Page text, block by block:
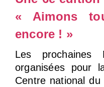
« Aimons
encore ! »
Les
organisées pour
Centre national